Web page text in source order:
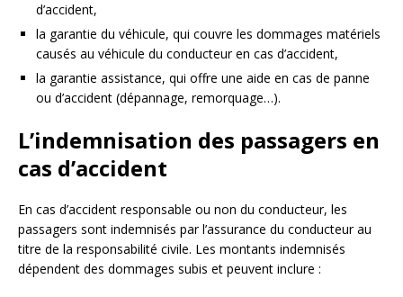
d’accident,
la garantie du véhicule, qui couvre les dommages matériels
causés au véhicule du conducteur en cas d’accident,
la garantie assistance, qui offre une aide en cas de panne
ou d’accident (dépannage, remorquage…).
L’indemnisation des passagers en
cas d’accident
En cas d’accident responsable ou non du conducteur, les
passagers sont indemnisés par l’assurance du conducteur au
titre de la responsabilité civile. Les montants indemnisés
dépendent des dommages subis et peuvent inclure :